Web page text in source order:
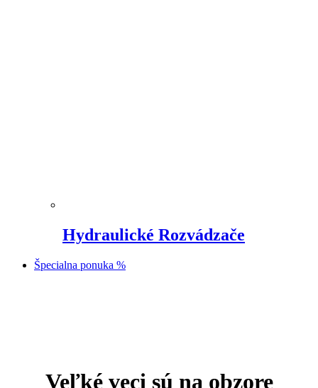
Hydraulické Rozvádzače
Špecialna ponuka %
Veľké veci sú na obzore